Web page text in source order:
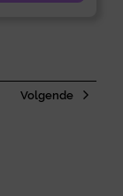
Volgende